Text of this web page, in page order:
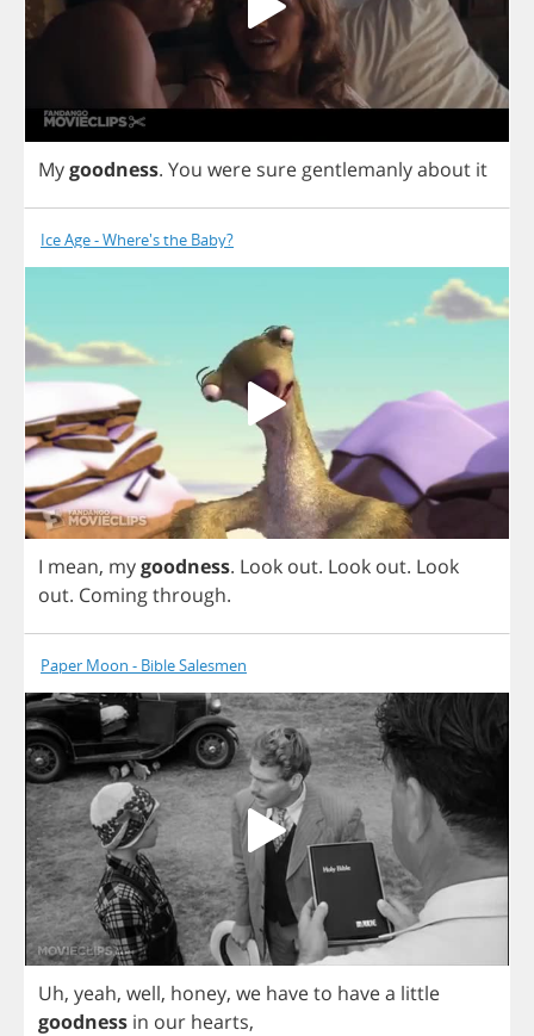
Mygoodness. You were sure gentlemanlyabout it
Ice Age - Where's the Baby?
I mean, mygoodness. Look out. Look out. Look
out. Comingthrough.
Paper Moon - Bible Salesmen
Uh, yeah, well, honey, we haveto havea little
goodness in our hearts,